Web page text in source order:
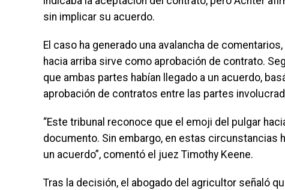
sin implicar su acuerdo.
El caso ha generado una avalancha de
hacia arriba sirve como aprobación de contrato.
que ambas partes habían llegado a un acuerdo,
aprobación de contratos entre las partes
“Este tribunal reconoce que el emoji del pulgar
documento. Sin embargo, en estas circunstancias
un acuerdo”, comentó el juez Timothy Keene.
Tras la decisión, el abogado del agricultor señaló